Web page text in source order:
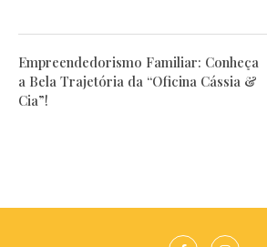
Empreendedorismo Familiar: Conheça
a Bela Trajetória da “Oficina Cássia &
Cia”!